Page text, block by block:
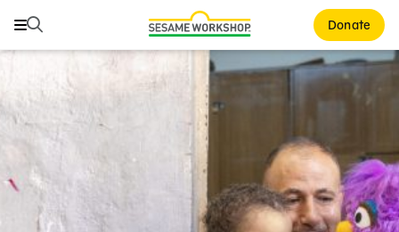
بحث Donate
بحث
Family Resources
Our Work
About Us
Support Us